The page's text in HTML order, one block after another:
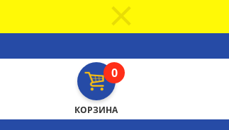
0
КОРЗИНА